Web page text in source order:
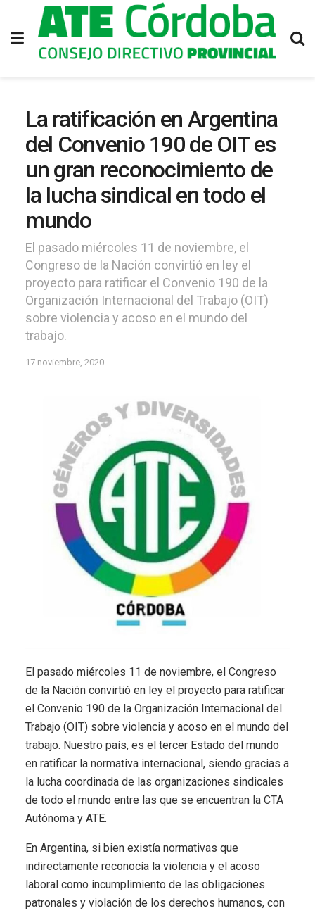
La ratificación en Argentina
del Convenio 190 de OIT es
un gran reconocimiento de
la lucha sindical en todo el
mundo
El pasado miércoles 11 de noviembre, el
Congreso de la Nación convirtió en ley el
proyecto para ratificar el Convenio 190 de la
Organización Internacional del Trabajo (OIT)
sobre violencia y acoso en el mundo del
trabajo.
17 noviembre, 2020
El pasado miércoles 11 de noviembre, el Congreso
de la Nación convirtió en ley el proyecto para ratificar
el Convenio 190 de la Organización Internacional del
Trabajo (OIT) sobre violencia y acoso en el mundo del
trabajo. Nuestro país, es el tercer Estado del mundo
en ratificar la normativa internacional, siendo gracias a
la lucha coordinada de las organizaciones sindicales
de todo el mundo entre las que se encuentran la CTA
Autónoma y ATE.
En Argentina, si bien existía normativas que
indirectamente reconocía la violencia y el acoso
laboral como incumplimiento de las obligaciones
patronales y violación de los derechos humanos, con